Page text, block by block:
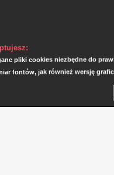
pliki cookies niezbędne do
fontów, jak również wersję